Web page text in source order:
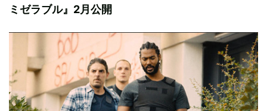
ミゼラブル』2月公開